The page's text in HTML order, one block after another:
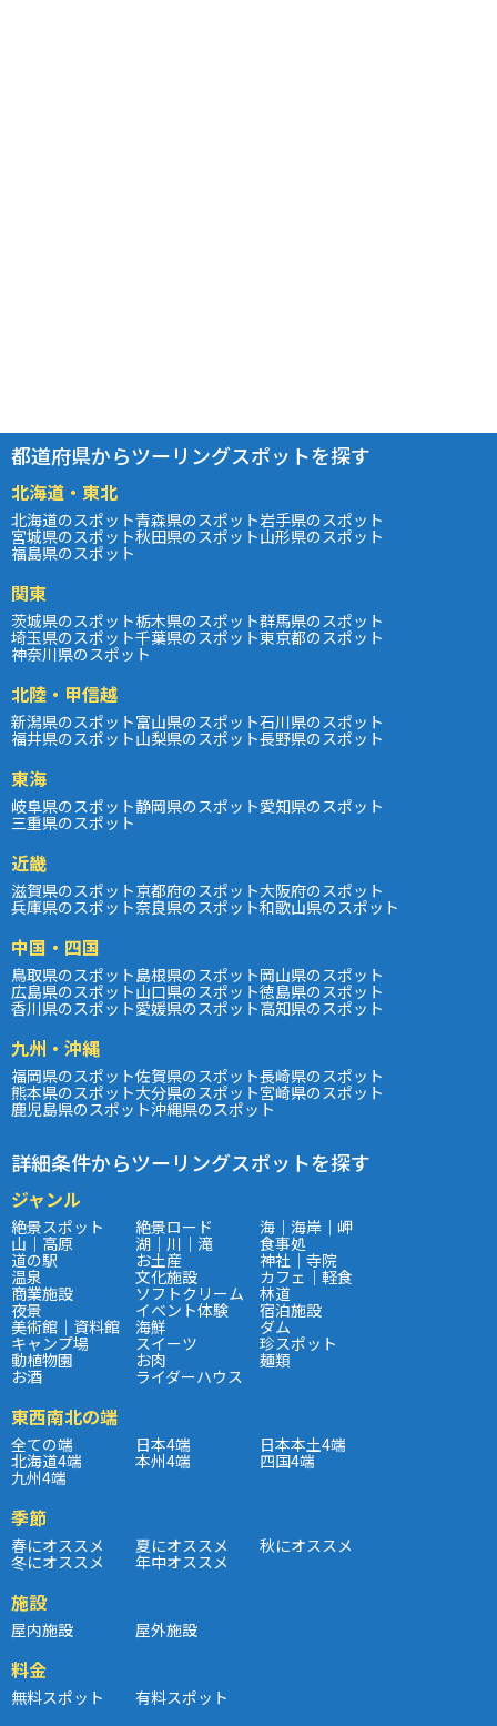
都道府県からツーリングスポットを探す
北海道・東北
北海道のスポット青森県のスポット岩手県のスポット
宮城県のスポット秋田県のスポット山形県のスポット
福島県のスポット
関東
茨城県のスポット栃木県のスポット群馬県のスポット
埼玉県のスポット千葉県のスポット東京都のスポット
神奈川県のスポット
北陸・甲信越
新潟県のスポット富山県のスポット石川県のスポット
福井県のスポット山梨県のスポット長野県のスポット
東海
岐阜県のスポット静岡県のスポット愛知県のスポット
三重県のスポット
近畿
滋賀県のスポット京都府のスポット大阪府のスポット
兵庫県のスポット奈良県のスポット和歌山県のスポット
中国・四国
鳥取県のスポット島根県のスポット岡山県のスポット
広島県のスポット山口県のスポット徳島県のスポット
香川県のスポット愛媛県のスポット高知県のスポット
九州・沖縄
福岡県のスポット佐賀県のスポット長崎県のスポット
熊本県のスポット大分県のスポット宮崎県のスポット
鹿児島県のスポット沖縄県のスポット
詳細条件からツーリングスポットを探す
ジャンル
絶景スポット 絶景ロード 海｜海岸｜岬
山｜高原 湖｜川｜滝 食事処
道の駅 お土産 神社｜寺院
温泉 文化施設 カフェ｜軽食
商業施設 ソフトクリーム 林道
夜景 イベント体験 宿泊施設
美術館｜資料館 海鮮 ダム
キャンプ場 スイーツ 珍スポット
動植物園 お肉 麺類
お酒 ライダーハウス
東西南北の端
全ての端 日本4端 日本本土4端
北海道4端 本州4端 四国4端
九州4端
季節
春にオススメ 夏にオススメ 秋にオススメ
冬にオススメ 年中オススメ
施設
屋内施設 屋外施設
料金
無料スポット 有料スポット